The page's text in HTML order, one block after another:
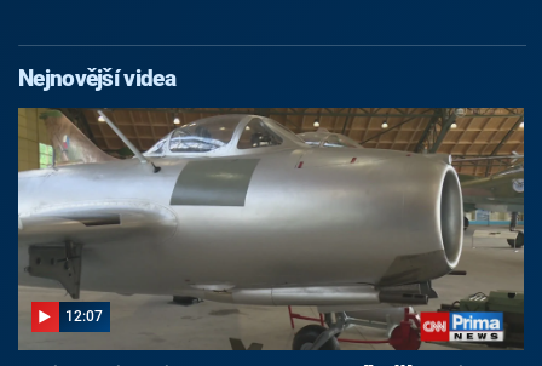
Nejnovější videa
12:07